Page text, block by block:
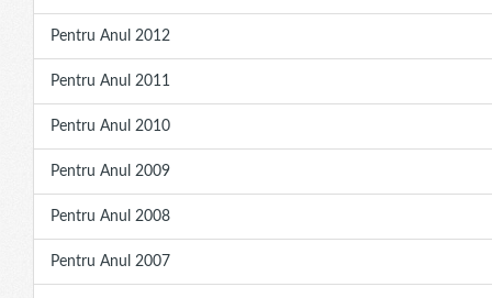
Pentru Anul 2012
Pentru Anul 2011
Pentru Anul 2010
Pentru Anul 2009
Pentru Anul 2008
Pentru Anul 2007